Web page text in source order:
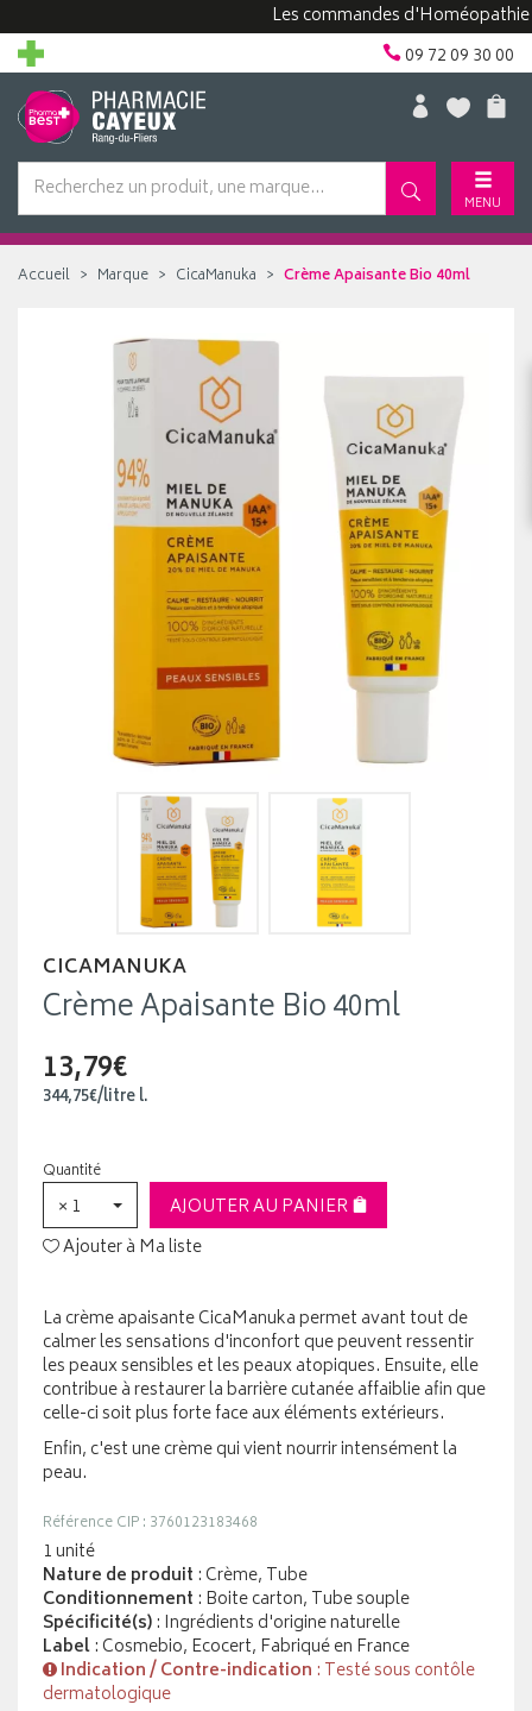
Les commandes d'Homéopathie
09 72 09 30 00
MENU
Accueil Marque CicaManuka Crème Apaisante Bio 40ml
CICAMANUKA
Crème Apaisante Bio 40ml
13,79€
344,75€/litrel.
Quantité
× 1
AJOUTER AU PANIER
Ajouter à Ma liste
La crème apaisante CicaManuka permet avant tout de
calmer les sensations d'inconfort que peuvent ressentir
les peaux sensibles et les peaux atopiques. Ensuite, elle
contribue à restaurer la barrière cutanée affaiblie afin que
celle-ci soit plus forte face aux éléments extérieurs.
Enfin, c'est une crème qui vient nourrir intensément la
peau.
Référence CIP : 3760123183468
1 unité
Nature de produit : Crème, Tube
Conditionnement : Boite carton, Tube souple
Spécificité(s): Ingrédients d'origine naturelle
Label: Cosmebio, Ecocert, Fabriqué en France
Indication / Contre-indication : Testé sous contôle
dermatologique